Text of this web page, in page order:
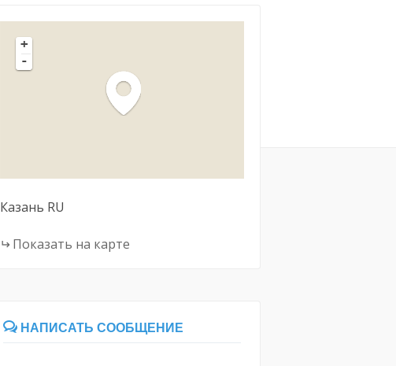
+
-
Казань RU
Показать на карте
НАПИСАТЬ СООБЩЕНИЕ